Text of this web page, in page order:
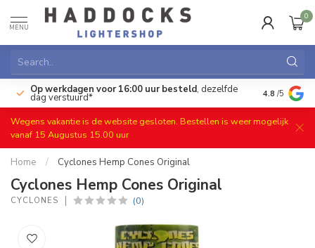
MENU
0
Op werkdagen voor 16:00 uur besteld, dezelfde
dag verstuurd* Gratis
4.8 /5
Wegens vakantie is de website gesloten. Bestellen is weer mogelijk
vanaf 15 Augustus 15.00 uur
Home / Cyclones Hemp Cones Original
Cyclones Hemp Cones Original
CYCLONES (0)